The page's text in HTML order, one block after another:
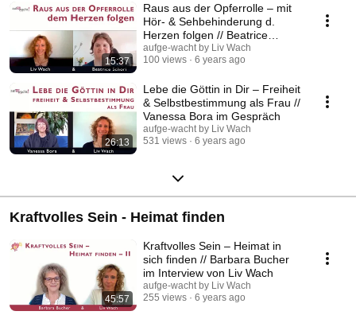
15:37
Raus aus der Opferrolle – mit
Hör- & Sehbehinderung d.
Herzen folgen // Beatrice
Schori mit Liv Wach
aufge-wacht by Liv Wach
100 views
6 years ago
26:13
Lebe die Göttin in Dir – Freiheit
& Selbstbestimmung als Frau //
Vanessa Bora im Gespräch
aufge-wacht by Liv Wach
531 views
6 years ago
Kraftvolles Sein - Heimat finden
45:57
Kraftvolles Sein – Heimat in
sich finden // Barbara Bucher
im Interview von Liv Wach
aufge-wacht by Liv Wach
255 views
6 years ago